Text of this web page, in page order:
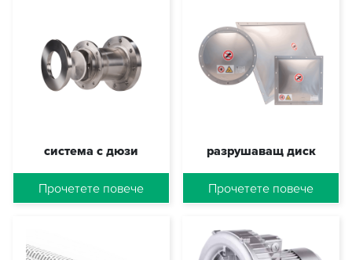
система с дюзи
DUMMY_DÜSE
Прочетете повече
разрушаващ диск
DUMMY_BERST
Прочетете повече